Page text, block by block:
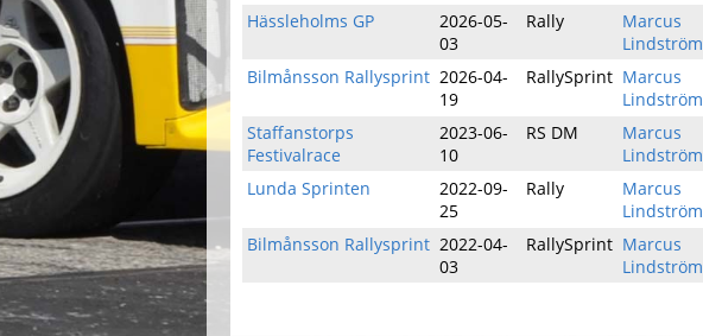
Hässleholms GP
2026-05-
03
Rally
Marcus
Lindström
Bilmånsson Rallysprint 2026-04-
19
RallySprint Marcus
Lindström
Staffanstorps
Festivalrace
2023-06-
10
RS DM
Marcus
Lindström
Lunda Sprinten
2022-09-
25
Rally
Marcus
Lindström
Bilmånsson Rallysprint 2022-04-
03
RallySprint Marcus
Lindström